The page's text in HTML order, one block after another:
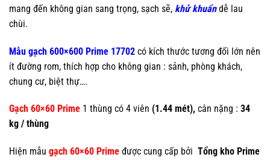
mang đến không gian sang trọng, sạch sẽ, khử khuẩn dễ lau
chùi.
Mẫu gạch 600×600 Prime 17702 có kích thước tương đối lớn nên
ít đường rom, thích hợp cho không gian : sảnh, phòng khách,
chung cư, biệt thự….
Gạch 60×60 Prime 1 thùng có 4 viên (1.44 mét), cân nặng : 34
kg / thùng
Hiện mẫu gạch 60×60 Prime được cung cấp bởi Tổng kho Prime